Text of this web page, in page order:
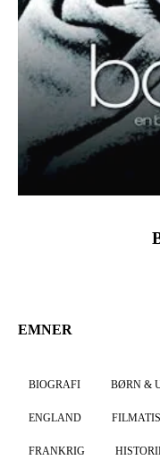
EMNER
BIOGRAFI BØRN &
ENGLAND
FRANKRIG